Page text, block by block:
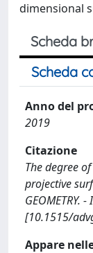
dimensional
Scheda
Scheda
Anno del
2019
Citazione
The degree
projective
GEOMETRY.
[10.1515/
Appare